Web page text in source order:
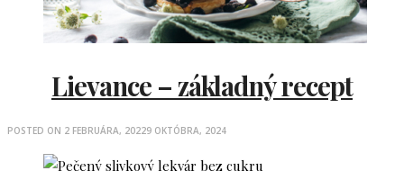
Lievance – základný recept
POSTED ON 2 FEBRUÁRA, 20229 OKTÓBRA, 2024